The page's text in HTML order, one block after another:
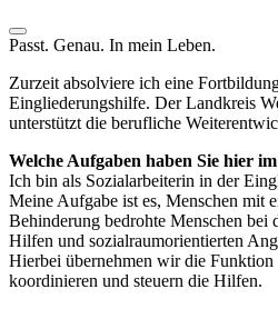
Passt. Genau. In mein Leben.
Zurzeit absolviere ich eine
Eingliederungshilfe. Der Landkreis
unterstützt die berufliche
Welche Aufgaben haben Sie hier
Ich bin als Sozialarbeiterin in der
Meine Aufgabe ist es, Menschen mit
Behinderung bedrohte Menschen bei
Hilfen und sozialraumorientierten
Hierbei übernehmen wir die Funktion
koordinieren und steuern die Hilfen.